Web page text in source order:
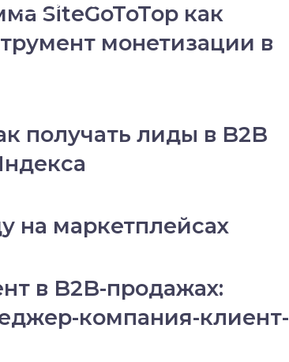
SiteGoToTop как
монетизации в
получать лиды в B2B
на маркетплейсах
в B2B-продажах:
компания-клиент-